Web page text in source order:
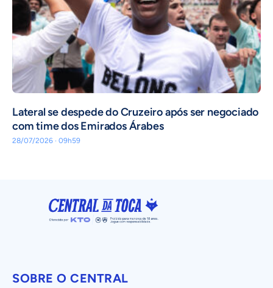
Lateral se despede do Cruzeiro após ser negociado
com time dos Emirados Árabes
28/07/2026 · 09h59
SOBRE O CENTRAL